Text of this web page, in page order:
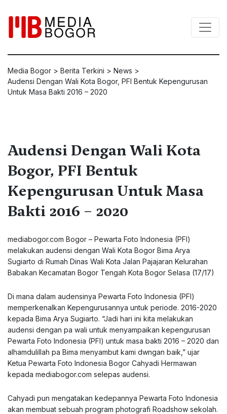
Media Bogor > Berita Terkini > News >
Audensi Dengan Wali Kota Bogor, PFI Bentuk Kepengurusan
Untuk Masa Bakti 2016 – 2020
Audensi Dengan Wali Kota
Bogor, PFI Bentuk
Kepengurusan Untuk Masa
Bakti 2016 – 2020
mediabogor.com Bogor – Pewarta Foto Indonesia (PFI)
melakukan audensi dengan Wali Kota Bogor Bima Arya
Sugiarto di Rumah Dinas Wali Kota Jalan Pajajaran Kelurahan
Babakan Kecamatan Bogor Tengah Kota Bogor Selasa (17/17)
Di mana dalam audensinya Pewarta Foto Indonesia (PFI)
memperkenalkan Kepengurusannya untuk periode. 2016-2020
kepada Bima Arya Sugiarto. “Jadi hari ini kita melakukan
audensi dengan pa wali untuk menyampaikan kepengurusan
Pewarta Foto Indonesia (PFI) untuk masa bakti 2016 – 2020 dan
alhamdulillah pa Bima menyambut kami dwngan baik,” ujar
Ketua Pewarta Foto Indonesia Bogor Cahyadi Hermawan
kepada mediabogor.com selepas audensi.
Cahyadi pun mengatakan kedepannya Pewarta Foto Indonesia
akan membuat sebuah program photografi Roadshow sekolah.